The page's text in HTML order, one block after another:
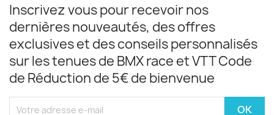
Inscrivez vous pour recevoir nos
dernières nouveautés, des offres
exclusives et des conseils personnalisés
sur les tenues de BMX race et VTT Code
de Réduction de 5€ de bienvenue